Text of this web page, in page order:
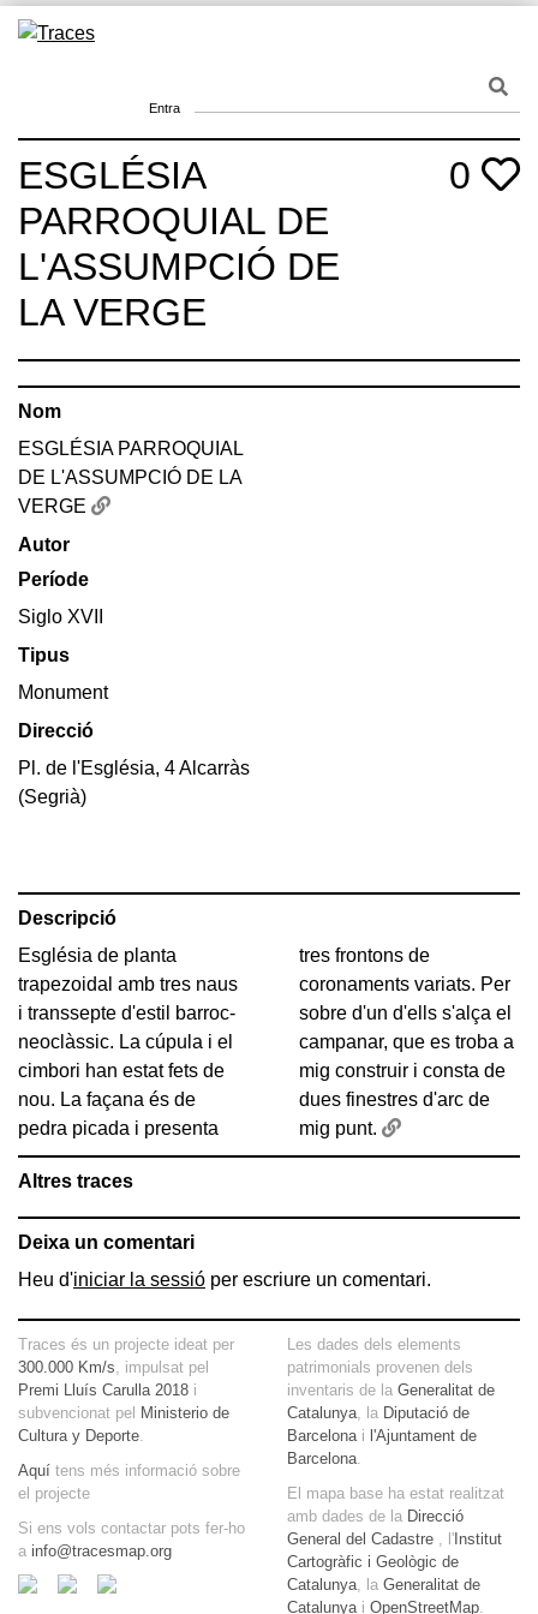
Skip
Entra
ESGLÉSIA
PARROQUIAL DE
L'ASSUMPCIÓ DE
LA VERGE
0
Nom
ESGLÉSIA PARROQUIAL
DE L'ASSUMPCIÓ DE LA
VERGE
Autor
Període
Siglo XVII
Tipus
Monument
Direcció
Pl. de l'Església, 4 Alcarràs
(Segrià)
Descripció
Església de planta
trapezoidal amb tres naus
i transsepte d'estil barroc-
neoclàssic. La cúpula i el
cimbori han estat fets de
nou. La façana és de
pedra picada i presenta
tres frontons de
coronaments variats. Per
sobre d'un d'ells s'alça el
campanar, que es troba a
mig construir i consta de
dues finestres d'arc de
mig punt.
Altres traces
Deixa un comentari
Heu d'iniciar la sessió per escriure un comentari.
Traces és un projecte ideat per
300.000 Km/s , impulsat pel
Premi Lluís Carulla 2018 i
subvencionat pel Ministerio de
Cultura y Deporte
Aquí tens més informació sobre
el projecte
Si ens vols contactar pots fer-ho
a info@tracesmap.org
Les dades dels elements
patrimonials provenen dels
inventaris de la Generalitat de
Catalunya , la Diputació de
Barcelona i l'Ajuntament de
Barcelona
El mapa base ha estat realitzat
amb dades de la Direcció
General del Cadastre , l' Institut
Cartogràfic i Geològic de
Catalunya , la Generalitat de
Catalunya i OpenStreetMap